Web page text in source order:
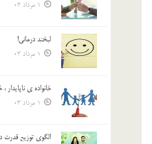
1 مرداد 03
لبخند درمانى!
1 مرداد 03
خانواده ي
1 مرداد 03
الگوي توزيع قدرت